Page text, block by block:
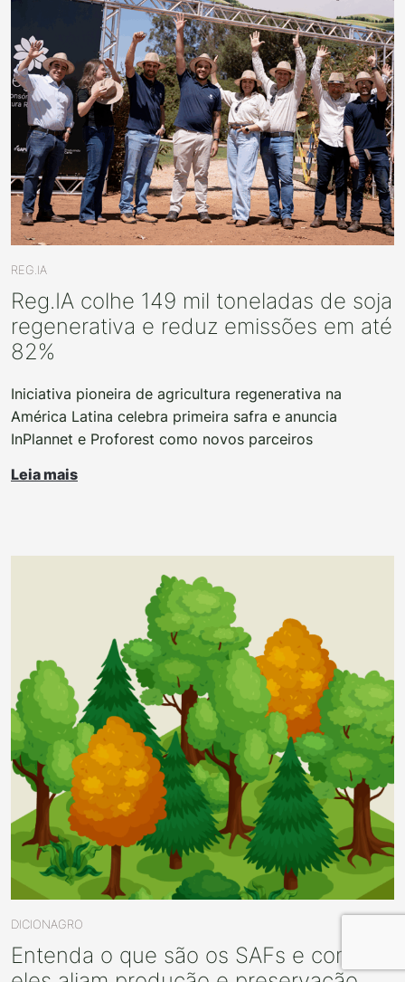
REG.IA
Reg.IA colhe 149 mil toneladas de soja
regenerativa e reduz emissões em até
82%
Iniciativa pioneira de agricultura regenerativa na
América Latina celebra primeira safra e anuncia
InPlannet e Proforest como novos parceiros
Leia mais
DICIONAGRO
Entenda o que são os SAFs e como